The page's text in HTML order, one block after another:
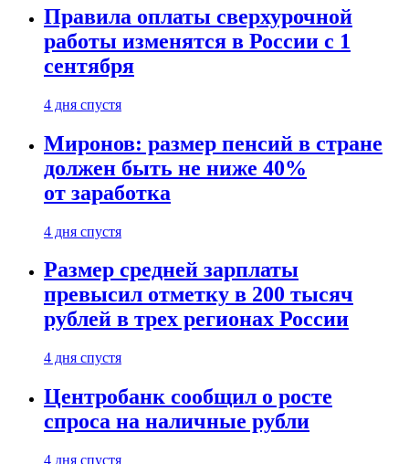
Правила оплаты сверхурочной
работы изменятся в России с 1
сентября
4 дня спустя
Миронов: размер пенсий в стране
должен быть не ниже 40%
от заработка
4 дня спустя
Размер средней зарплаты
превысил отметку в 200 тысяч
рублей в трех регионах России
4 дня спустя
Центробанк сообщил о росте
спроса на наличные рубли
4 дня спустя